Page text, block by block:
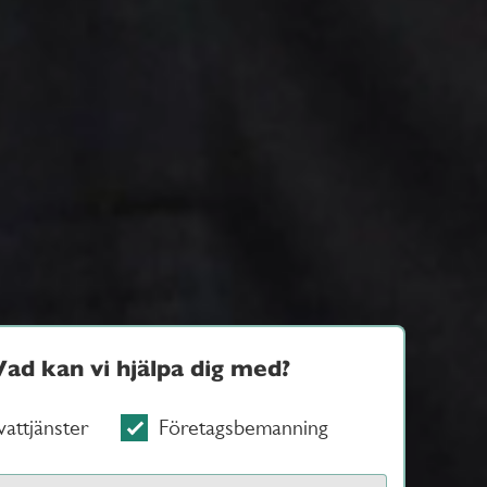
kan vi hjälpa dig med?
Företagsbemanning